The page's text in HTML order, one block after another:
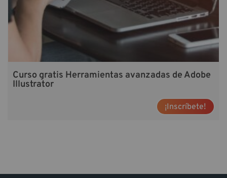
Curso gratis Herramientas avanzadas de Adobe
Illustrator
¡Inscríbete!